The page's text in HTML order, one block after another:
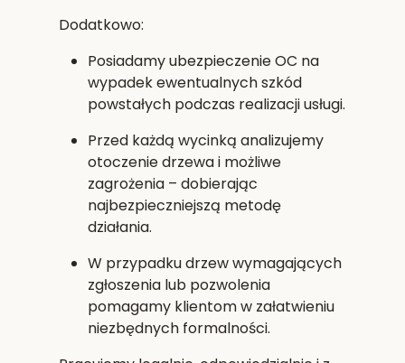
Dodatkowo:
Posiadamyubezpieczenie OC na
wypadek ewentualnych szkód
powstałych podczas realizacji usługi.
Przed każdą wycinką analizujemy
otoczenie drzewa i możliwe
zagrożenia – dobierając
najbezpieczniejszą metodę
działania.
W przypadku drzew wymagających
zgłoszenia lub pozwolenia
pomagamy klientom w załatwieniu
niezbędnych formalności.